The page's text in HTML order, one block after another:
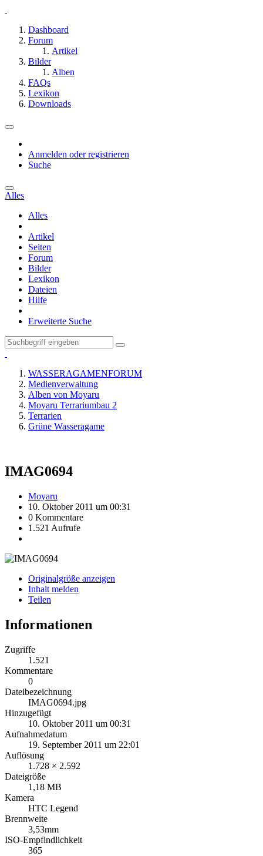
Dashboard
Forum
Artikel
Bilder
Alben
FAQs
Lexikon
Downloads
Anmelden oder registrieren
Suche
Alles
Alles
Artikel
Seiten
Forum
Bilder
Lexikon
Dateien
Hilfe
Erweiterte Suche
WASSERAGAMENFORUM
Medienverwaltung
Alben von Moyaru
Moyaru Terrariumbau 2
Terrarien
Grüne Wasseragame
IMAG0694
Moyaru
10. Oktober 2011 um 00:31
0 Kommentare
1.521 Aufrufe
Originalgröße anzeigen
Inhalt melden
Teilen
Informationen
Zugriffe
1.521
Kommentare
0
Dateibezeichnung
IMAG0694.jpg
Hinzugefügt
10. Oktober 2011 um 00:31
Aufnahmedatum
19. September 2011 um 22:01
Auflösung
1.728 × 2.592
Dateigröße
1,18 MB
Kamera
HTC Legend
Brennweite
3,53mm
ISO-Empfindlichkeit
365